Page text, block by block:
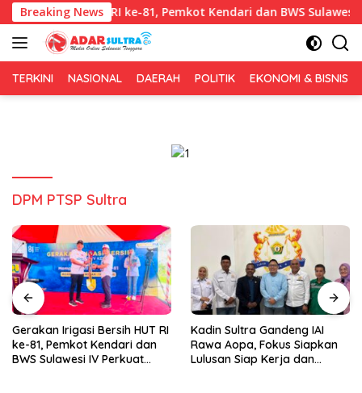
Langsung
ke
konten
Breaking News
Bersih HUT RI ke-81, Pemkot Kendari dan BWS Sulawesi IV
TERKINI NASIONAL DAERAH POLITIK EKONOMI & BISNIS
DPM PTSP Sultra
Kadin Sultra Gandeng IAI
Rawa Aopa, Fokus Siapkan
Lulusan Siap Kerja dan
Puluhan Tenant Ramaikan
Festival Kuliner Sultra Maimo
2026